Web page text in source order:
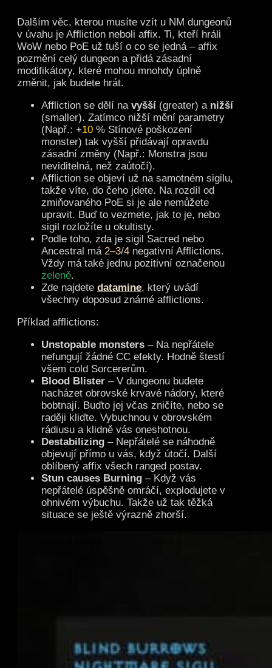
Dalším věc, kterou musíte vzít u NM dungeonů
v úvahu je Affliction neboli affix. Ti, kteří hráli
WoW nebo PoE už tuší o co se jedná – affix
pozmění celý dungeon a přidá zásadní
modifikátory, které mohou mnohdy úplně
změnit, jak budete hrát.
Affliction se dělí na vyšší (greater) a nižší
(smaller). Zatímco nižší mění parametry
(Např.: +10 % Stínové poškození
monster) tak vyšší přidávají opravdu
zásadní změny (Např.: Monstra jsou
neviditelná, než zaútočí).
Affliction se objeví už na samotném sigilu,
takže víte, do čeho jdete. Na rozdíl od
zmiňovaného PoE si je ale nemůžete
upravit. Buď to vezmete, jak to je, nebo
sigil rozložíte u okultisty.
Podle toho, zda je sigil Sacred nebo
Ancestral má 2–3/4 negativní Afflictions.
Vždy má také jednu pozitivní označenou
zeleně.
Zde najdete datamine, který uvádí
všechny doposud známé afflictions.
Příklad afflictions:
Unstopable monsters – Na nepřátele
nefungují žádné CC efekty. Hodně štestí
všem cold Sorcererům.
Blood Blister – V dungeonu budete
nacházet obrovské krvavé nádory, které
bobtnají. Buďto jej včas zničíte, nebo se
raději kliďte. Vybuchnou v obrovském
rádiusu a klidně vás oneshotnou.
Destabilizing – Nepřátelé se náhodně
objevují přímo u vás, když útočí. Další
oblíbený affix všech ranged postav.
Stun causes Burning – Když vás
nepřátelé úspěšně omráčí, explodujete v
ohnivém výbuchu. Takže už tak těžká
situace se ještě výrazně zhorší.